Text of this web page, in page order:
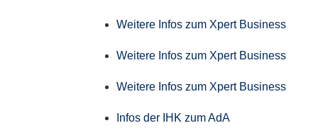
Weitere Infos zum Xpert Business
Weitere Infos zum Xpert Business
Weitere Infos zum Xpert Business
Infos der IHK zum AdA